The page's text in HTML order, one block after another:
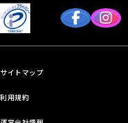
サイトマップ
利用規約